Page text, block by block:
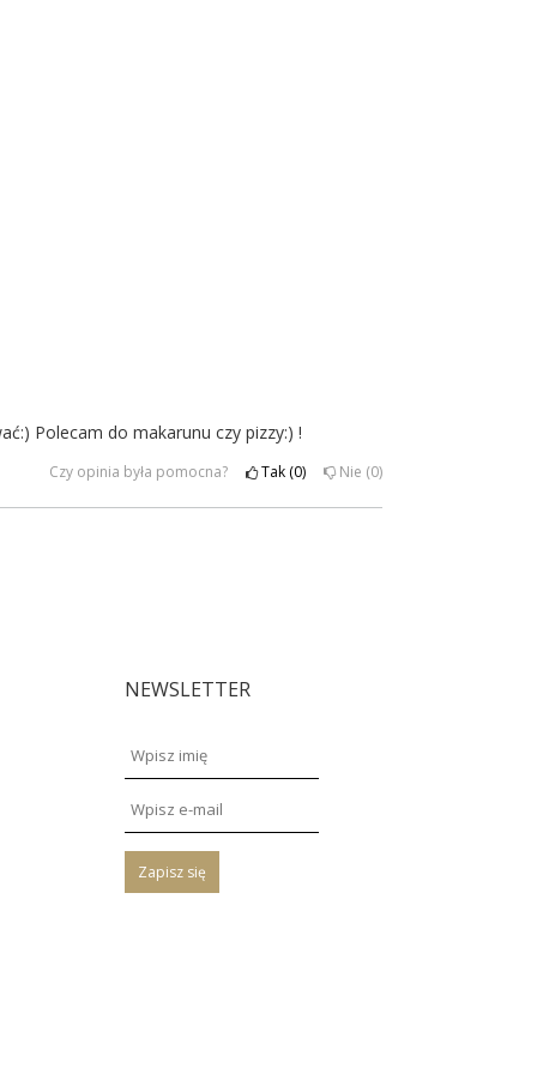
Polecam do makarunu czy pizzy:) !
Czy opinia była pomocna? Tak 0 Nie 0
NEWSLETTER
Zapisz się